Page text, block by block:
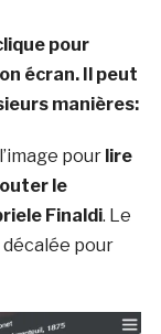
pour
écran. Il peut
manières:
pour lire
le
Finaldi. Le
pour